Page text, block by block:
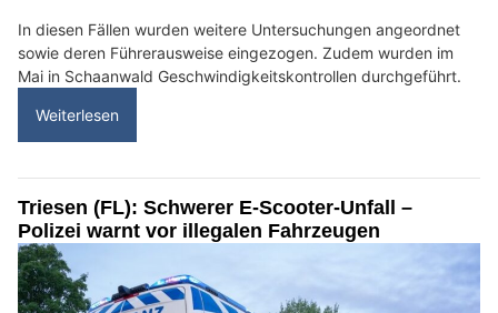
In diesen Fällen wurden weitere Untersuchungen angeordnet
sowie deren Führerausweise eingezogen. Zudem wurden im
Mai in Schaanwald Geschwindigkeitskontrollen durchgeführt.
Weiterlesen
Triesen (FL): Schwerer E-Scooter-Unfall –
Polizei warnt vor illegalen Fahrzeugen